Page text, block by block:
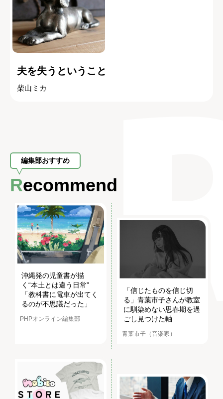
夫を失うということ
柴山ミカ
編集部おすすめ
Recommend
沖縄発の児童書が描
く“本土とは違う日常”
「教科書に電車が出てく
るのが不思議だった」
PHPオンライン編集部
「信じたものを信じ切
る」青葉市子さんが教室
に馴染めない思春期を過
ごし見つけた軸
青葉市子（音楽家）